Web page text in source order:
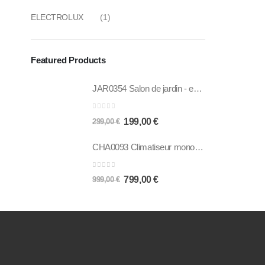
ELECTROLUX (1)
Featured Products
JAR0354 Salon de jardin - en résine imitation rotin tressé - Allibert by KETER - 4 personnes - SanRemo - Cappuccino
299,00€ 199,00€
CHA0093 Climatiseur monobloc réversible mobile OCEANIC - 3530 W - 12000 BTU - Chaud/Froid - Programmable - Classe énergétique A
999,00€ 799,00€